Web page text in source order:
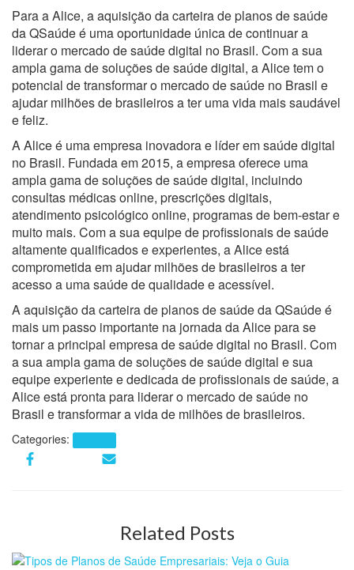
Para a Alice, a aquisição da carteira de planos de saúde
da QSaúde é uma oportunidade única de continuar a
liderar o mercado de saúde digital no Brasil. Com a sua
ampla gama de soluções de saúde digital, a Alice tem o
potencial de transformar o mercado de saúde no Brasil e
ajudar milhões de brasileiros a ter uma vida mais saudável
e feliz.
A Alice é uma empresa inovadora e líder em saúde digital
no Brasil. Fundada em 2015, a empresa oferece uma
ampla gama de soluções de saúde digital, incluindo
consultas médicas online, prescrições digitais,
atendimento psicológico online, programas de bem-estar e
muito mais. Com a sua equipe de profissionais de saúde
altamente qualificados e experientes, a Alice está
comprometida em ajudar milhões de brasileiros a ter
acesso a uma saúde de qualidade e acessível.
A aquisição da carteira de planos de saúde da QSaúde é
mais um passo importante na jornada da Alice para se
tornar a principal empresa de saúde digital no Brasil. Com
a sua ampla gama de soluções de saúde digital e sua
equipe experiente e dedicada de profissionais de saúde, a
Alice está pronta para liderar o mercado de saúde no
Brasil e transformar a vida de milhões de brasileiros.
Categories:
Related Posts